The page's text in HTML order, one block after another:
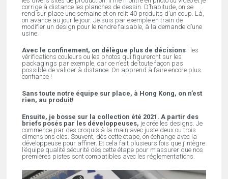
corrige à distance les planches de dessin. D’habitude, on se
rend sur place une semaine et on relit 40 produits d’un coup. Là,
on avance au jour le jour. Je suis par exemple en train de
modifier un design pour le rendre faisable, à la demande d’une
usine.
Avec le confinement, on délègue plus de décisions : les
vérifications couleurs ou les photos qui figureront sur les
packagings par exemple, car ce n’est de toute façon pas
possible de valider à distance. On apprend à faire encore plus
confiance !
Sans toute notre équipe sur place, à Hong Kong, on n’est
rien, au produit!
Ensuite, je bosse sur la collection été 2021. A partir des
briefs posés par les développeuses, je crée les designs. Je
commence par des croquis à la main avec juste deux ou trois
dimensions clés. Souvent, dès cette étape, on échange avec la
développeuse pour affiner. Et cela fait plusieurs fois que j’intègre
l’équipe qualité sécurité dès cette étape pour m’assurer que nos
premières pistes sont compatibles avec les réglementations.